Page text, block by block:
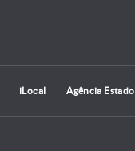
iLocal Agência Estado